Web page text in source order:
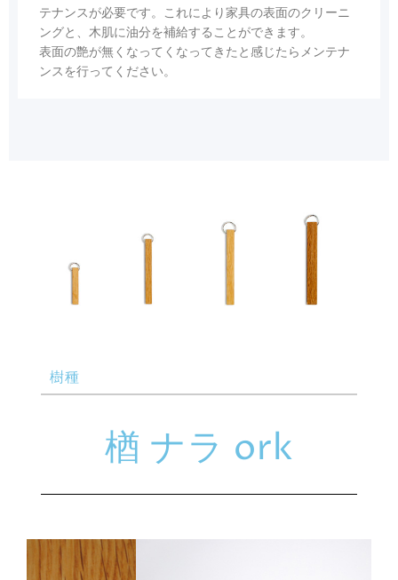
テナンスが必要です。これにより家具の表面のクリーニ
ングと、木肌に油分を補給することができます。
表面の艶が無くなってくなってきたと感じたらメンテナ
ンスを行ってください。
樹種
楢 ナラ ork